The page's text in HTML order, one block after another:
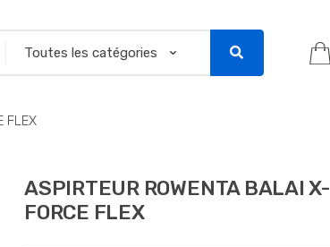
FLEX
ASPIRTEUR ROWENTA BALAI X-
FORCE FLEX